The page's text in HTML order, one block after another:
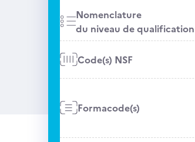
Nomenclature
du niveau de qualification
Code(s) NSF
Formacode(s)